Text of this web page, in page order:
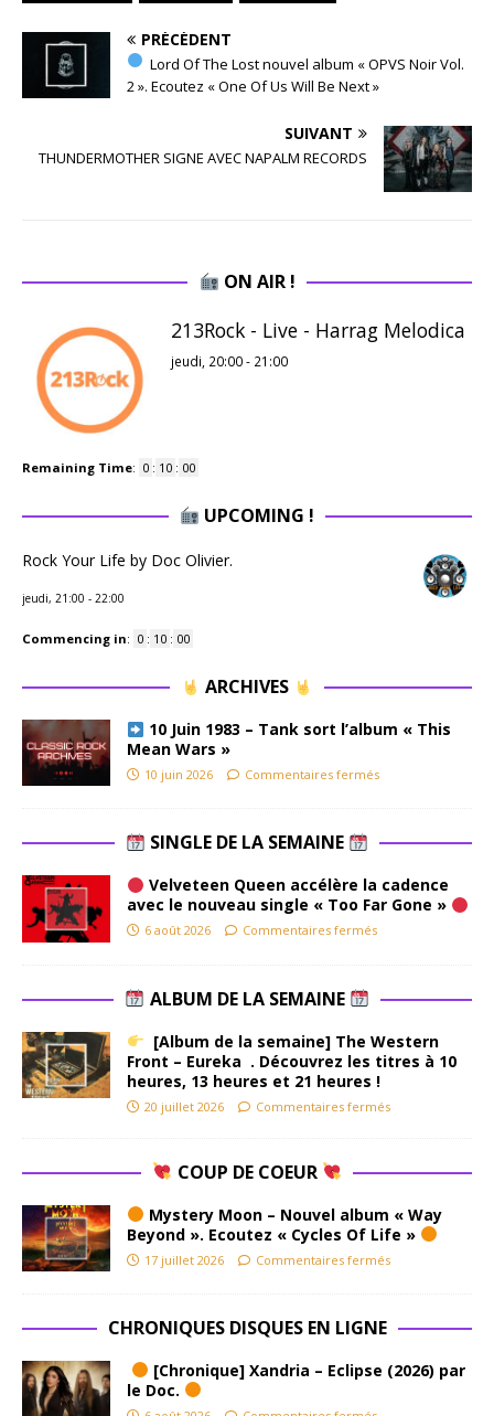
PRÉCÉDENT
Lord Of The Lost nouvel album « OPVS Noir Vol.
2 ». Ecoutez « One Of Us Will Be Next »
SUIVANT
THUNDERMOTHER SIGNE AVEC NAPALM RECORDS
ON AIR !
213Rock - Live - Harrag Melodica
jeudi, 20:00- 21:00
Remaining Time: 0 : 09 : 59
UPCOMING !
Rock Your Life by Doc Olivier.
jeudi, 21:00 - 22:00
Commencing in: 0 : 09 : 59
ARCHIVES
10 Juin 1983 – Tank sort l’album « This
Mean Wars »
10 juin 2026 Commentaires fermés
SINGLE DE LA SEMAINE
Velveteen Queen accélère la cadence
avec le nouveau single « Too Far Gone »
6 août 2026 Commentaires fermés
ALBUM DE LA SEMAINE
[Album de la semaine] The Western
Front – Eureka . Découvrez les titres à 10
heures, 13 heures et 21 heures !
20 juillet 2026 Commentaires fermés
COUP DE COEUR
Mystery Moon – Nouvel album « Way
Beyond ». Ecoutez « Cycles Of Life »
17 juillet 2026 Commentaires fermés
CHRONIQUES DISQUES EN LIGNE
[Chronique] Xandria – Eclipse (2026) par
le Doc.